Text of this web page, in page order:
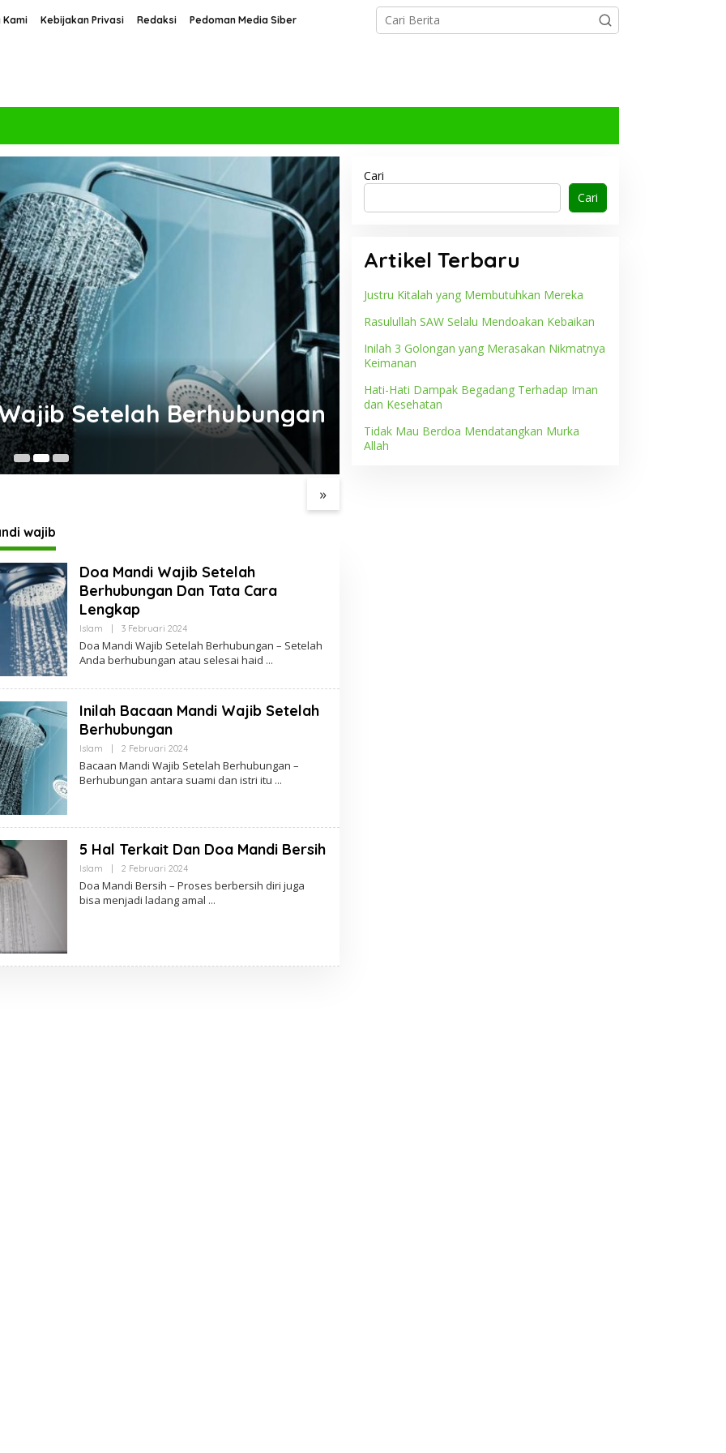
Kami Kebijakan Privasi Redaksi Pedoman Media Siber
Setelah Berhubungan
5 Hal Terkait Dan Doa Mandi
»
yang
Nikmatnya
Hati-Hati Dampak
Begadang Terhadap Iman
Tidak Mau Berdoa
wajib
Doa Mandi Wajib Setelah
Berhubungan Dan Tata Cara
Lengkap
Islam | 3 Februari 2024Oleh
Soeharyo
Doa Mandi Wajib Setelah Berhubungan – Setelah
Anda berhubungan atau selesai haid
Inilah Bacaan Mandi Wajib Setelah
Berhubungan
Islam | 2 Februari 2024Oleh
Soeharyo
Bacaan Mandi Wajib Setelah Berhubungan –
Berhubungan antara suami dan istri itu
5 Hal Terkait Dan Doa Mandi Bersih
Islam | 2 Februari 2024Oleh
Soeharyo
Doa Mandi Bersih – Proses berbersih diri juga
bisa menjadi ladang amal
Cari
Cari
Artikel Terbaru
Justru Kitalah yang Membutuhkan Mereka
Rasulullah SAW Selalu Mendoakan Kebaikan
Inilah 3 Golongan yang Merasakan Nikmatnya
Keimanan
Hati-Hati Dampak Begadang Terhadap Iman
dan Kesehatan
Tidak Mau Berdoa Mendatangkan Murka
Allah